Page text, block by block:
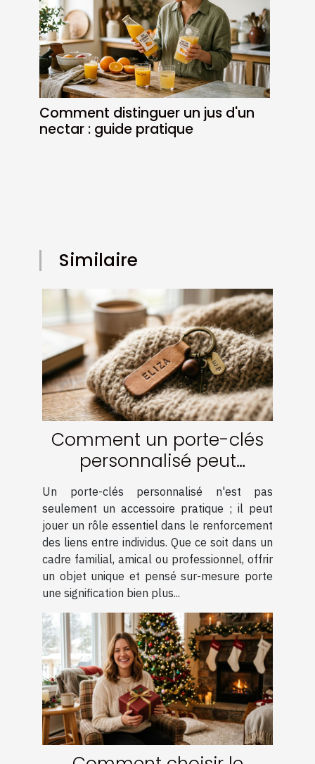
Comment distinguer un jus d'un
nectar : guide pratique
Similaire
Comment un porte-clés
personnalisé peut
renforcer les liens ?
Un porte-clés personnalisé n'est pas
seulement un accessoire pratique ; il peut
jouer un rôle essentiel dans le renforcement
des liens entre individus. Que ce soit dans un
cadre familial, amical ou professionnel, offrir
un objet unique et pensé sur-mesure porte
une signification bien plus...